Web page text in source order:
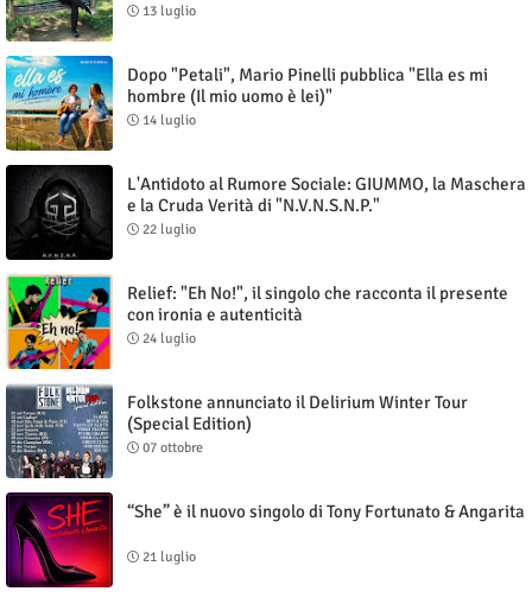
13 luglio
Dopo "Petali", Mario Pinelli pubblica "Ella es mi
hombre (Il mio uomo è lei)"
14 luglio
L'Antidoto al Rumore Sociale: GIUMMO, la Maschera
e la Cruda Verità di "N.V.N.S.N.P."
22 luglio
Relief: "Eh No!", il singolo che racconta il presente
con ironia e autenticità
24 luglio
Folkstone annunciato il Delirium Winter Tour
(Special Edition)
07 ottobre
“She” è il nuovo singolo di Tony Fortunato & Angarita
21 luglio